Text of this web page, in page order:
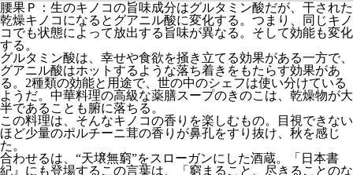
腰果Ｐ：生のキノコの旨味成分はグルタミン酸だが、干された
乾燥キノコになるとグアニル酸に変化する。つまり、同じキノ
コでも状態によって放出する旨味が異なる。そして効能も変化
する。
グルタミン酸は、幸せや食欲を掻き立てる効果がある一方で、
グアニル酸はホットするような落ち着きをもたらす効果があ
る。2種類の効能と用途で、世の中のシェフは使い分けている
ようだ。中華料理の高級な薬膳スープのきのこは、乾燥物が大
半であることも腑に落ちる。
この料理は、そんなキノコの香りを楽しむもの。目視できない
ほど少量のポルチーニ茸の香りが鼻孔をすり抜け、秋を感じ
た。
合わせるは、“天壌無窮”をスローガンにした酒蔵。「日本書
紀』にも登場するこの言葉は、「窮まること、尽きることのな